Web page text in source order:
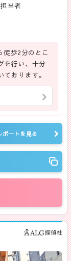
当者
徒歩2分のとこ
を行い、十分
おります。
ポートを見る